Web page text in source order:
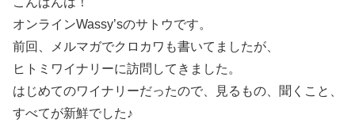
オンラインWassy’sのサトウです。
前回、メルマガでクロカワも書いてましたが、
ヒトミワイナリーに訪問してきました。
はじめてのワイナリーだったので、見るもの、聞くこと、
すべてが新鮮でした♪